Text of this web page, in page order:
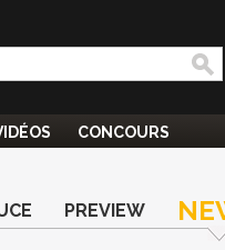
CONCOURS
PREVIEW